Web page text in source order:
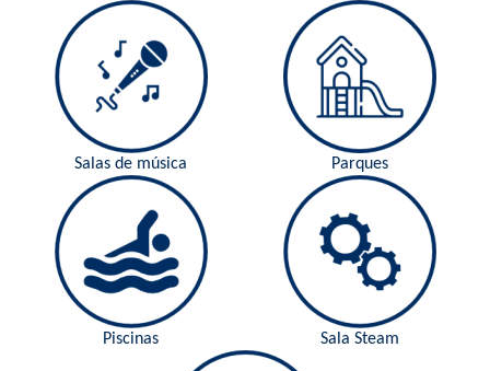
Salas de música Parques
Piscinas Sala Steam